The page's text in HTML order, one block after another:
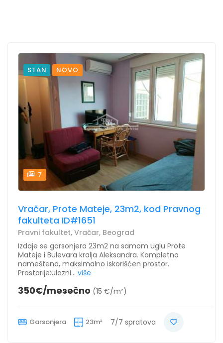
STAN NOVO
7
Vračar, Prote Mateje, 23m2, kod Pravnog
fakulteta ID#1651
Pravni fakultet, Vračar, Beograd
Izdaje se garsonjera 23m2 na samom uglu Prote
Mateje i Bulevara kralja Aleksandra. Kompletno
nameštena, maksimalno iskorišćen prostor.
Prostorije:ulazni... više
350€/mesečno (15 €/m²)
Garsonjera 23m² 7/7 spratova